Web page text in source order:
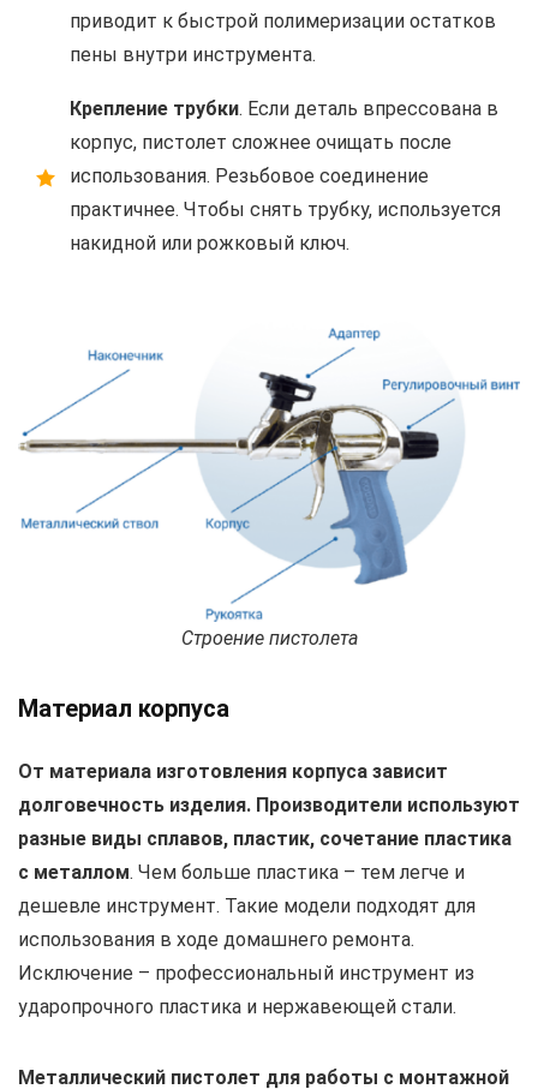
приводит к быстрой полимеризации остатков
пены внутри инструмента.
Крепление трубки. Если деталь впрессована в
корпус, пистолет сложнее очищать после
использования. Резьбовое соединение
практичнее. Чтобы снять трубку, используется
накидной или рожковый ключ.
Строение пистолета
Материал корпуса
От материала изготовления корпуса зависит
долговечность изделия. Производители используют
разные виды сплавов, пластик, сочетание пластика
с металлом. Чем больше пластика – тем легче и
дешевле инструмент. Такие модели подходят для
использования в ходе домашнего ремонта.
Исключение – профессиональный инструмент из
ударопрочного пластика и нержавеющей стали.
Металлический пистолет для работы с монтажной